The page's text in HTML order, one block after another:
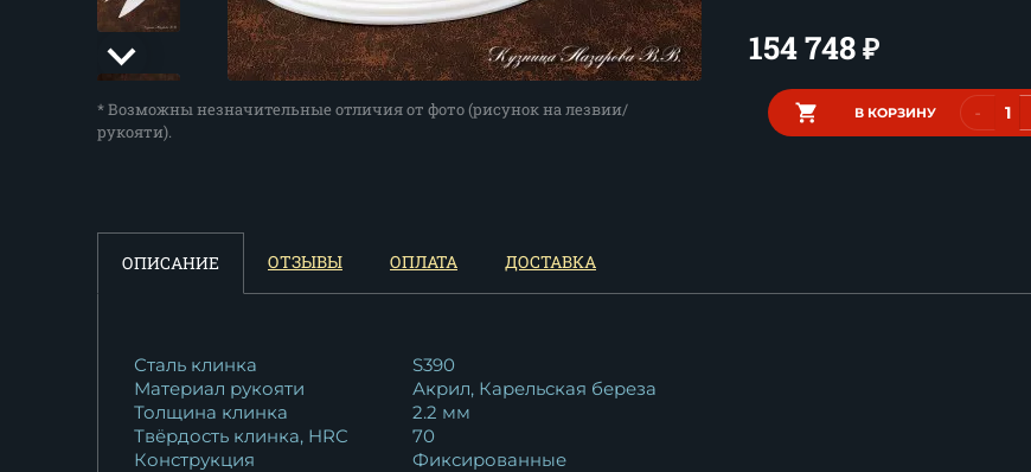
* Возможны незначительные отличия от фото (рисунок на лезвии/
рукояти).
154 748₽
В КОРЗИНУ -
ОПИСАНИЕ ОТЗЫВЫ ОПЛАТА ДОСТАВКА
Сталь клинка
S390
Материал рукояти
Акрил, Карельская береза
Толщина клинка
2.2 мм
Твёрдость клинка, HRC
70
Конструкция
Фиксированные